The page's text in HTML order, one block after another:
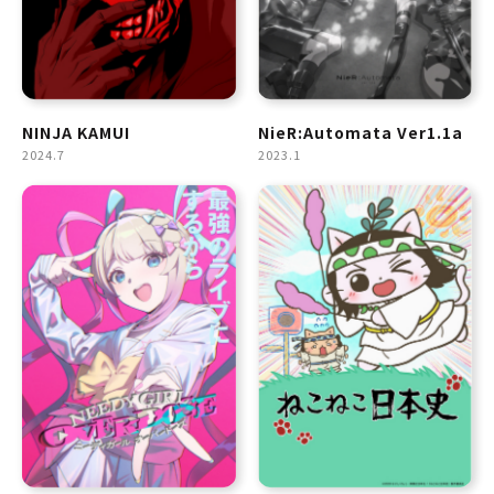
NINJA KAMUI
2024.7
NieR:Automata Ver1.1a
2023.1